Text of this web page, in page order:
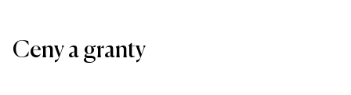
„MUSÍME“ spol.výstava s J.Gemrotem, L.Miffkem a
Ceny a granty